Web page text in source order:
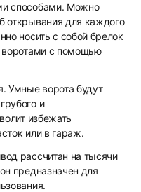
способами. Можно
открывания для каждого
носить с собой брелок
воротами с помощью
Умные ворота будут
и
избежать
или в гараж.
рассчитан на тысячи
предназначен для